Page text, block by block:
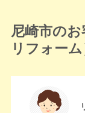
尼崎市の
リフォーム